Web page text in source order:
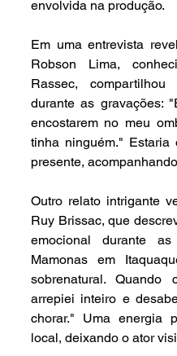
envolvida na produção.
Em uma entrevista
Robson Lima,
Rassec,
durante as gravações:
encostarem no meu
tinha ninguém."
presente,
Outro relato intrigante
Ruy Brissac, que
emocional durante
Mamonas em
sobrenatural. Quando
arrepiei inteiro e
chorar." Uma energia
local, deixando o ator